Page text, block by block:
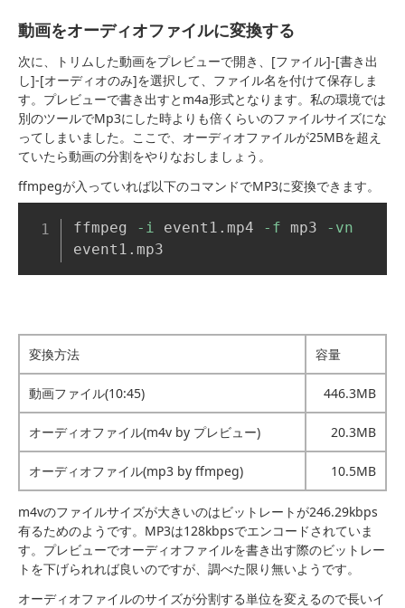
動画をオーディオファイルに変換する
次に、トリムした動画をプレビューで開き、[ファイル]-[書き出
し]-[オーディオのみ]を選択して、ファイル名を付けて保存しま
す。プレビューで書き出すとm4a形式となります。私の環境では
別のツールでMp3にした時よりも倍くらいのファイルサイズにな
ってしまいました。ここで、オーディオファイルが25MBを超え
ていたら動画の分割をやりなおしましょう。
ffmpegが入っていれば以下のコマンドでMP3に変換できます。
ffmpeg -i event1.mp4 -f mp3
-vn
event1.mp3
変換方法 容量
動画ファイル(10:45) 446.3MB
オーディオファイル(m4v by プレビュー) 20.3MB
オーディオファイル(mp3 by ffmpeg) 10.5MB
m4vのファイルサイズが大きいのはビットレートが246.29kbps
有るためのようです。MP3は128kbpsでエンコードされていま
す。プレビューでオーディオファイルを書き出す際のビットレー
トを下げられれば良いのですが、調べた限り無いようです。
オーディオファイルのサイズが分割する単位を変えるので長いイ